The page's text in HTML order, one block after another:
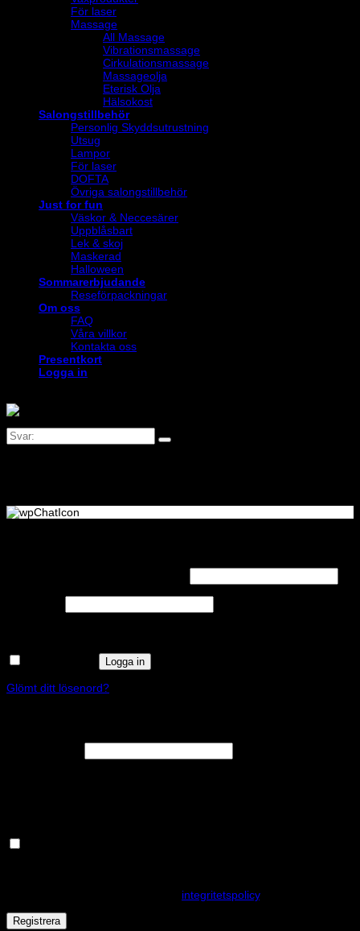
För laser
Massage
All Massage
Vibrationsmassage
Cirkulationsmassage
Massageolja
Eterisk Olja
Hälsokost
Salongstillbehör
Personlig Skyddsutrustning
Utsug
Lampor
För laser
DOFTA
Övriga salongstillbehör
Just for fun
Väskor & Neccesärer
Uppblåsbart
Lek & skoj
Maskerad
Halloween
Sommarerbjudande
Reseförpackningar
Om oss
FAQ
Våra villkor
Kontakta oss
Presentkort
Logga in
Logga in
Glömt ditt lösenord?
integritetspolicy.
Registrera